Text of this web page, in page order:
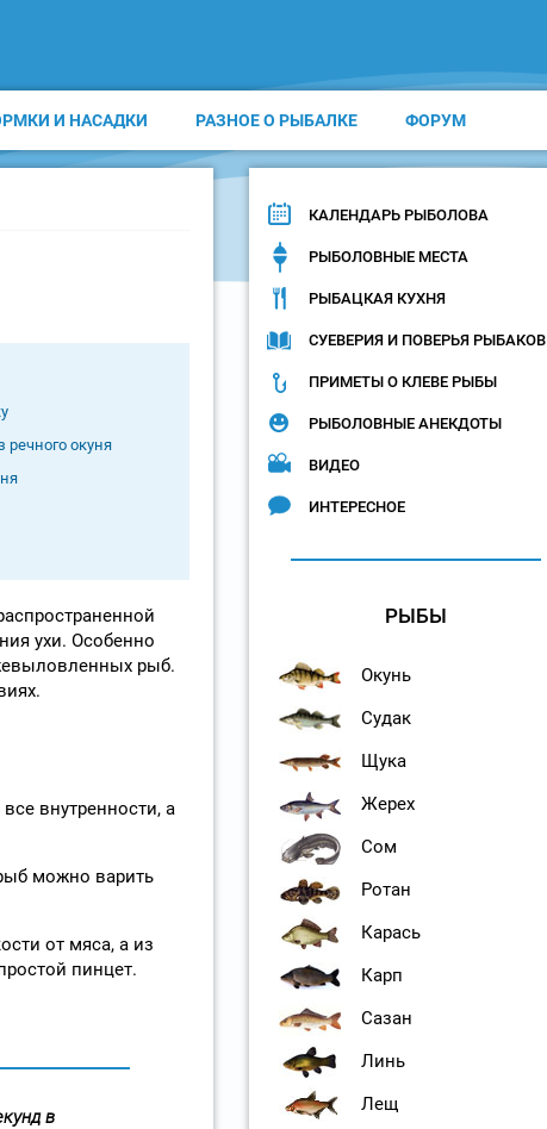
И НАСАДКИ РАЗНОЕ О РЫБАЛКЕ ФОРУМ
речного окуня
ухи. Особенно
рыб.
внутренности, а
можно варить
от мяса, а из
пинцет.
в
КАЛЕНДАРЬ РЫБОЛОВА
РЫБОЛОВНЫЕ МЕСТА
РЫБАЦКАЯ КУХНЯ
СУЕВЕРИЯ И ПОВЕРЬЯ РЫБАКОВ
ПРИМЕТЫ О КЛЕВЕ РЫБЫ
РЫБОЛОВНЫЕ АНЕКДОТЫ
ВИДЕО
ИНТЕРЕСНОЕ
РЫБЫ
Окунь
Судак
Щука
Жерех
Сом
Ротан
Карась
Карп
Сазан
Линь
Лещ